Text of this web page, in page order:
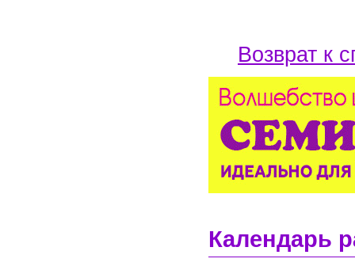
Возврат к
Календарь